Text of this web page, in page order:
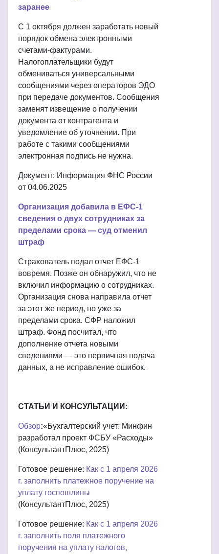
заранее
С 1 октября должен заработать новый
порядок обмена электронными
счетами-фактурами.
Налогоплательщики будут
обмениваться универсальными
сообщениями через операторов ЭДО
при передаче документов. Сообщения
заменят извещение о получении
документа от контрагента и
уведомление об уточнении. При
работе с такими сообщениями
электронная подпись не нужна.
Документ: Информация ФНС России
от 04.06.2025
Организация добавила в ЕФС-1
сведения о двух сотрудниках за
пределами срока — суд отменил
штраф
Страхователь подал отчет ЕФС-1
вовремя. Позже он обнаружил, что не
включил информацию о сотрудниках.
Организация снова направила отчет
за этот же период, но уже за
пределами срока. СФР наложил
штраф. Фонд посчитал, что
дополнение отчета новыми
сведениями — это первичная подача
данных, а не исправление ошибок.
СТАТЬИ И КОНСУЛЬТАЦИИ:
Обзор:«Бухгалтерский учет: Минфин
разработал проект ФСБУ «Расходы»
(КонсультантПлюс, 2025)
Готовое решение: Как с 1 апреля 2026
г. заполнить платежное поручение на
уплату госпошлины
(КонсультантПлюс, 2025)
Готовое решение: Как с 1 апреля 2026
г. заполнить поля платежного
поручения на уплату налогов,